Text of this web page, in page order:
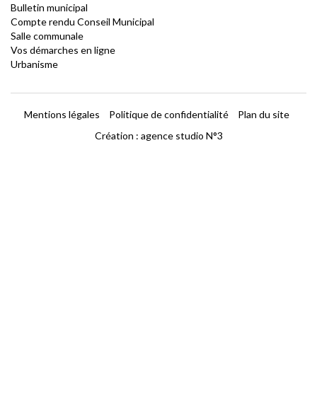
Bulletin municipal
Compte rendu Conseil Municipal
Salle communale
Vos démarches en ligne
Urbanisme
Mentions légales Politique de confidentialité
Plan du site
Création : agence studio N°3